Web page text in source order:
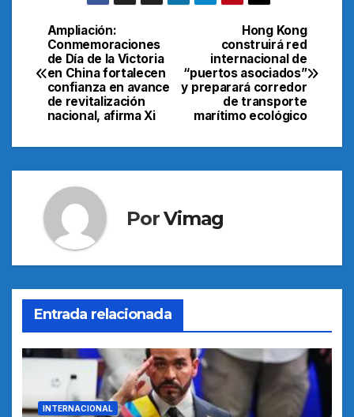
Navegación
de
entradas
Hong Kong
construirá red
internacional de
“puertos asociados”
y preparará corredor
de transporte
marítimo ecológico
Ampliación:
Conmemoraciones
de Día de la Victoria
en China fortalecen
confianza en avance
de revitalización
nacional, afirma Xi
PorVimag
Entrada relacionada
INTERNACIONAL